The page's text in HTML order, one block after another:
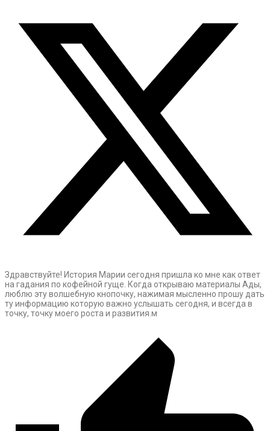
Здравствуйте! История Марии сегодня пришла ко мне как ответ
на гадания по кофейной гуще. Когда открываю материалы Ады,
люблю эту волшебную кнопочку, нажимая мысленно прошу дать
ту информацию которую важно услышать сегодня, и всегда в
точку, точку моего роста и развития.м